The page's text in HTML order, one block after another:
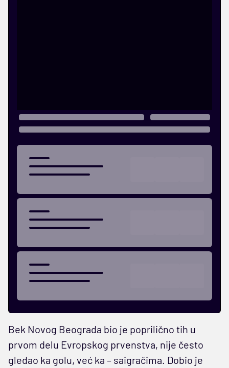
Bek Novog Beograda bio je poprilično tih u
prvom delu Evropskog prvenstva, nije često
gledao ka golu, već ka – saigračima. Dobio je